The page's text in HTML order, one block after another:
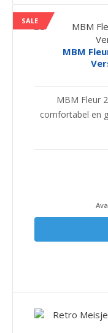
SALE
MBM
MBM Fleur
comfortabel en